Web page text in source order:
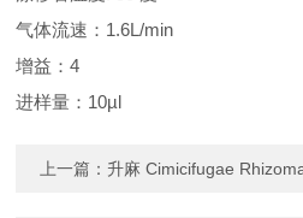
气体流速：1.6L/min
增益：4
进样量：10µl
上一篇： 升麻 Cimicifugae